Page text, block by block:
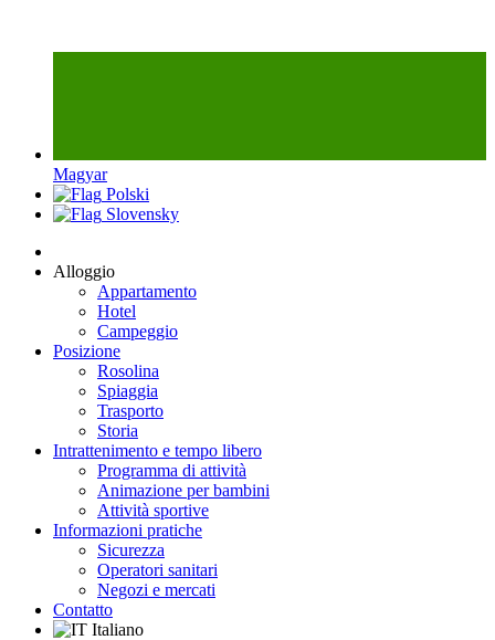
Magyar
Polski
Slovensky
Operatori sanitari
Alloggio
Appartamento
Hotel
Campeggio
Posizione
Rosolina
Spiaggia
Trasporto
Storia
Intrattenimento e tempo libero
Programma di attività
Animazione per bambini
Attività sportive
Informazioni pratiche
Sicurezza
Operatori sanitari
Negozi e mercati
Contatto
Italiano